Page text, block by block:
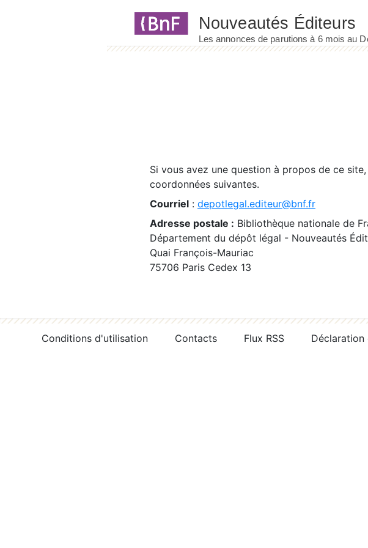
Si vous avez une question à propos de ce
coordonnées suivantes.
Courriel : depotlegal.editeur@bnf.fr
Adresse postale : Bibliothèque nationale de
Département du dépôt légal - Nouveautés
Quai François-Mauriac
75706 Paris Cedex 13
Conditions d'utilisation Contacts Flux RSS